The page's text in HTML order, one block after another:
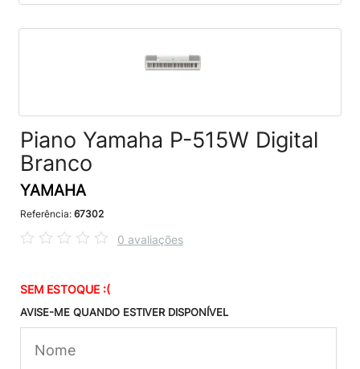
Piano Yamaha P-515W Digital
Branco
YAMAHA
Referência: 67302
0 avaliações
SEM ESTOQUE :(
AVISE-ME QUANDO ESTIVER DISPONÍVEL